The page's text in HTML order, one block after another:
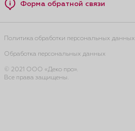
Форма обратной связи
Политика обработки персональных данных
Обработка персональных данных
© 2021 ООО «Деко про».
Все права защищены.